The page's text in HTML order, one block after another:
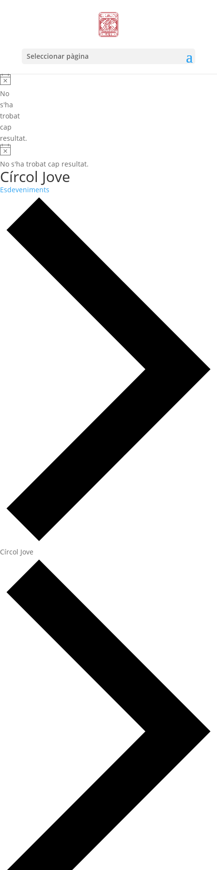
Seleccionar pàgina
No
s'ha
trobat
cap
resultat.
No s'ha trobat cap resultat.
Círcol Jove
Esdeveniments
Círcol Jove